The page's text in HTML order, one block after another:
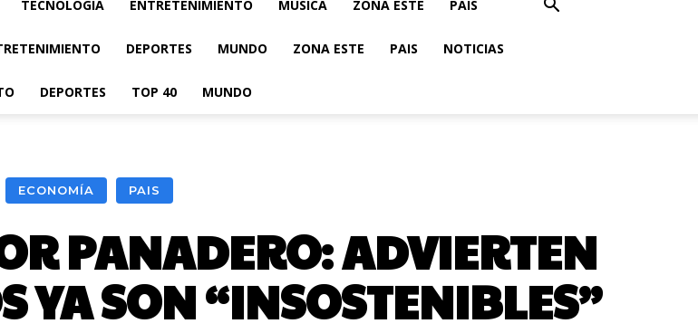
TECNOLOGIA ENTRETENIMIENTO MUSICA ZONA ESTE PAIS
DEPORTES MUNDO ZONA ESTE PAIS NOTICIAS
DEPORTES TOP 40 MUNDO
ECONOMÍA PAIS
PANADERO: ADVIERTEN
YA SON “INSOSTENIBLES”